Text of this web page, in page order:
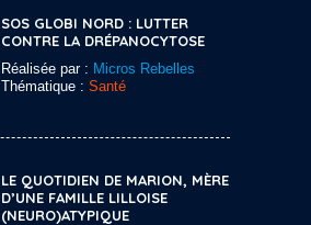
SOS GLOBI NORD : LUTTER
CONTRE LA DRÉPANOCYTOSE
Réalisée par : Micros Rebelles
Thématique : Santé
LE QUOTIDIEN DE MARION, MÈRE
D’UNE FAMILLE LILLOISE
(NEURO)ATYPIQUE